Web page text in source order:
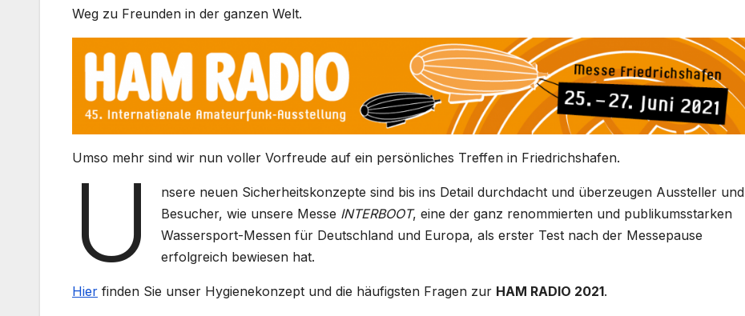
Weg zu Freunden in der ganzen Welt.
Umso mehr sind wir nun voller Vorfreude auf ein persönliches Treffen in Friedrichshafen.
U
nsere neuen Sicherheitskonzepte sind bis ins Detail durchdacht und überzeugen Aussteller und
Besucher, wie unsere Messe INTERBOOT, eine der ganz renommierten und publikumsstarken
Wassersport-Messen für Deutschland und Europa, als erster Test nach der Messepause
erfolgreich bewiesen hat.
Hier finden Sie unser Hygienekonzept und die häufigsten Fragen zur HAM RADIO 2021.